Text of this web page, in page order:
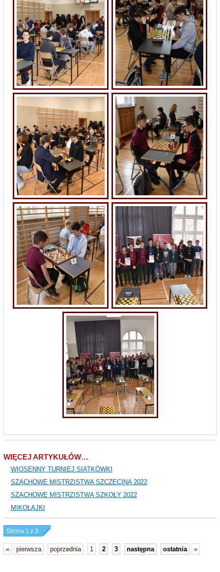
WIĘCEJ ARTYKUŁÓW…
WIOSENNY TURNIEJ SIATKÓWKI
SZACHOWE MISTRZISTWA SZCZECINA 2022
SZACHOWE MISTRZISTWA SZKOŁY 2022
MIKOŁAJKI
Strona 1 z 3
« pierwsza poprzednia 1 2 3 następna ostatnia »